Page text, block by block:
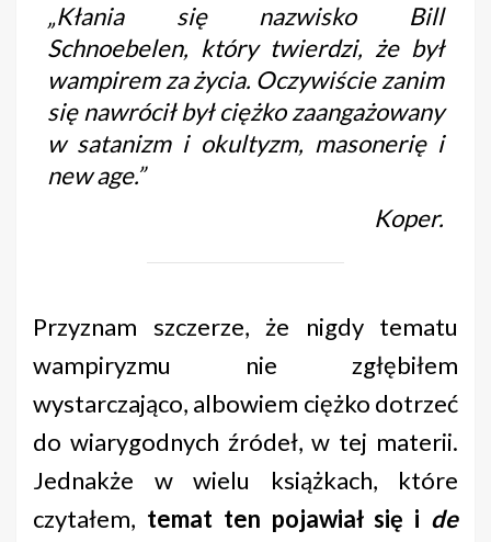
„Kłania się nazwisko Bill
Schnoebelen, który twierdzi, że był
wampirem za życia. Oczywiście zanim
się nawrócił był ciężko zaangażowany
w satanizm i okultyzm, masonerię i
new age.”
Koper.
Przyznam szczerze, że nigdy tematu
wampiryzmu nie zgłębiłem
wystarczająco, albowiem ciężko dotrzeć
do wiarygodnych źródeł, w tej materii.
Jednakże w wielu książkach, które
czytałem, temat ten pojawiał się i de